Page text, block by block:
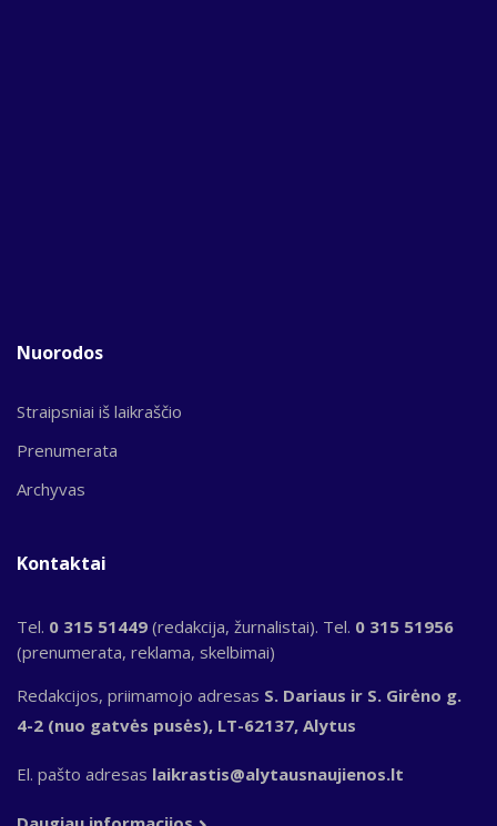
Nuorodos
Straipsniai iš laikraščio
Prenumerata
Archyvas
Kontaktai
Tel. 0 315 51449 (redakcija, žurnalistai). Tel. 0 315 51956
(prenumerata, reklama, skelbimai)
Redakcijos, priimamojo adresas S. Dariaus ir S. Girėno g.
4-2 (nuo gatvės pusės), LT-62137, Alytus
El. pašto adresas laikrastis@alytausnaujienos.lt